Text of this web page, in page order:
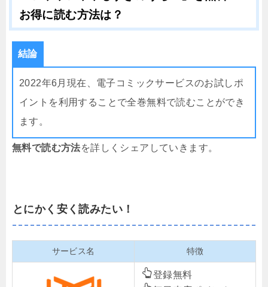
お得に読む方法は？
結論
2022年6月現在、電子コミックサービスのお試しポ
イントを利用することで全巻無料で読むことができ
ます。
無料で読む方法を詳しくシェアしていきます。
とにかく安く読みたい！
サービス名 特徴
登録無料